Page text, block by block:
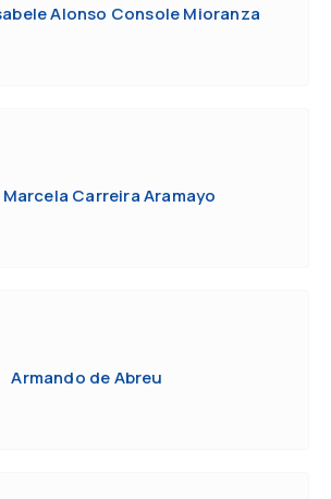
Alonso Console Mioranza
Marcela Carreira Aramayo
Armando de Abreu